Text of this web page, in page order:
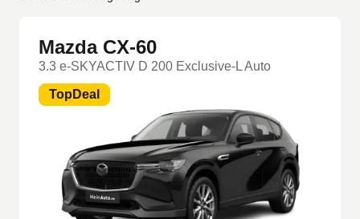
Mazda CX-60
3.3 e-SKYACTIV D 200 Exclusive-L Auto
TopDeal